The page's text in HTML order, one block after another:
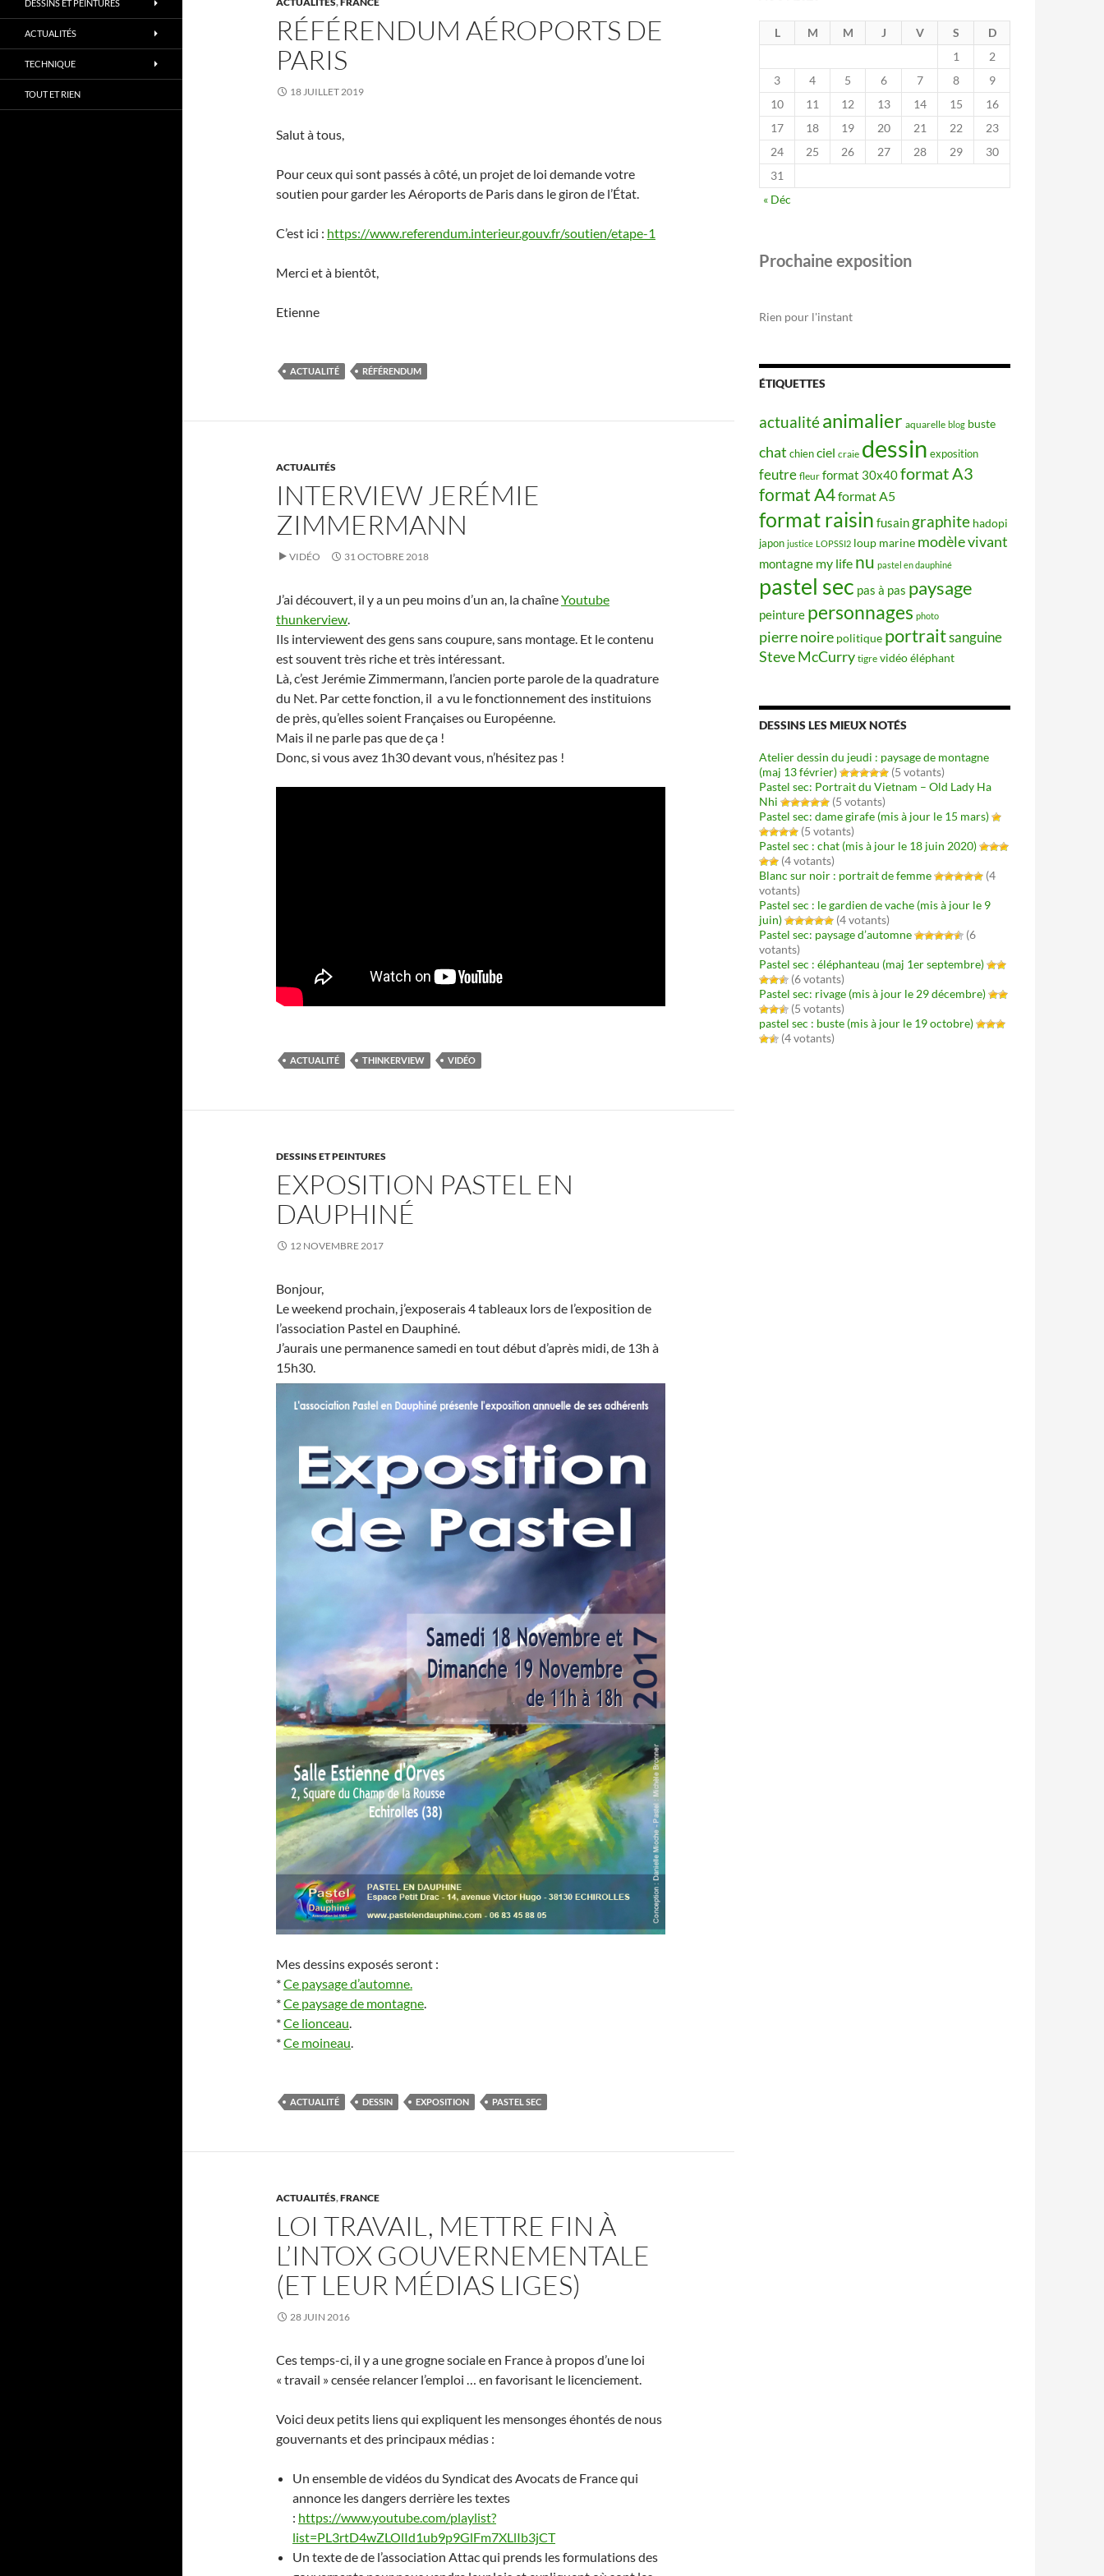
RÉFÉRENDUM AÉROPORTS DE
PARIS
18 JUILLET 2019
Salut à tous,
Pour ceux qui sont passés à côté, un projet de loi demande votre
soutien pour garder les Aéroports de Paris dans le giron de l’État.
C’est ici : https://www.referendum.interieur.gouv.fr/soutien/etape-1
Merci et à bientôt,
Etienne
ACTUALITÉ RÉFÉRENDUM
ACTUALITÉS
INTERVIEW JERÉMIE
ZIMMERMANN
VIDÉO 31 OCTOBRE 2018
J’ai découvert, il y a un peu moins d’un an, la chaîneYoutube
thunkerview.
Ils interviewent des gens sans coupure, sans montage. Et le contenu
est souvent très riche et très intéressant.
Là, c’est Jerémie Zimmermann, l’ancien porte parole de la quadrature
du Net. Par cette fonction, il a vu le fonctionnement des instituions
de près, qu’elles soient Françaises ou Européenne.
Mais il ne parle pas que de ça !
Donc, si vous avez 1h30 devant vous, n’hésitez pas !
ACTUALITÉ THINKERVIEW VIDÉO
DESSINS ET PEINTURES
EXPOSITION PASTEL EN
DAUPHINÉ
12 NOVEMBRE 2017
Bonjour,
Le weekend prochain, j’exposerais 4 tableaux lors de l’exposition de
l’association Pastel en Dauphiné.
J’aurais une permanence samedi en tout début d’après midi, de 13h à
15h30.
Mes dessins exposés seront :
*Ce paysage d’automne.
*Ce paysage de montagne
*Ce lionceau
*Ce moineau
ACTUALITÉ DESSIN EXPOSITION PASTEL SEC
ACTUALITÉS,FRANCE
LOI TRAVAIL, METTRE FIN À
L’INTOX GOUVERNEMENTALE
(ET LEUR MÉDIAS LIGES)
28 JUIN 2016
Ces temps-ci, il y a une grogne sociale en France à propos d’une loi
« travail » censée relancer l’emploi … en favorisant le licenciement.
Voici deux petits liens qui expliquent les mensonges éhontés de nous
gouvernants et des principaux médias :
Un ensemble de vidéos du Syndicat des Avocats de France qui
annonce les dangers derrière les textes
: https://www.youtube.com/playlist?
list=PL3rtD4wZLOlId1ub9p9GlFm7XLlIb3jCT
Un texte de de l’association Attac qui prends les formulations des
L M M J V S
D
1
2
3
4 5 6 7 8
9
10
11 12 13 14 15
16
17
18 19 20 21 22
23
24
25 26 27 28 29
30
31
« Déc
Prochaine exposition
Rien pour l'instant
ÉTIQUETTES
actualitéanimalier aquarelle blog buste
chat chienciel craie dessin exposition
feutre fleur format 30x40format A3
format A4format A5
format raisin fusain graphite hadopi
japon justice LOPSSI2 loup marine modèle vivant
montagne my life nu pastel en dauphiné
pastel sec pas à pas paysage
peinture personnages photo
pierre noire politique portraitsanguine
Steve McCurry tigre vidéoéléphant
DESSINS LES MIEUX NOTÉS
Atelier dessin du jeudi : paysage de montagne
(maj 13 février)
(5 votants)
Pastel sec: Portrait du Vietnam – Old Lady Ha
Nhi
(5 votants)
Pastel sec: dame girafe (mis à jour le 15 mars)
(5 votants)
Pastel sec : chat (mis à jour le 18 juin 2020)
(4 votants)
Blanc sur noir : portrait de femme
(4
votants)
Pastel sec : le gardien de vache (mis à jour le 9
juin)
(4 votants)
Pastel sec: paysage d’automne
(6
votants)
Pastel sec : éléphanteau (maj 1er septembre)
(6 votants)
Pastel sec: rivage (mis à jour le 29 décembre)
(5 votants)
pastel sec : buste (mis à jour le 19 octobre)
(4 votants)
DESSINS ET PEINTURES
ACTUALITÉS
TECHNIQUE
TOUT ET RIEN